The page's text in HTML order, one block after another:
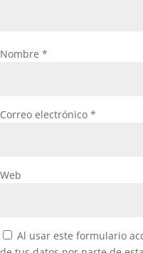
Nombre *
Correo electrónico *
Web
Al usar este formulario